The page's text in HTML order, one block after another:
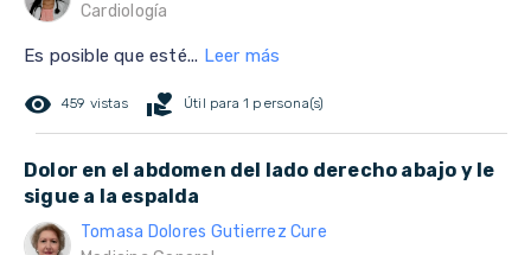
Cardiología
Es posible que esté... Leer más
remove_red_eye 459 vistas volunteer_activism Útil para 1 persona(s)
Dolor en el abdomen del lado derecho abajo y le
sigue a la espalda
Tomasa Dolores Gutierrez Cure